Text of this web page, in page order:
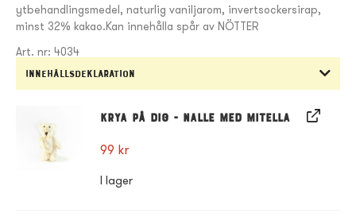
ytbehandlingsmedel, naturlig vaniljarom, invertsockersirap,
minst 32% kakao.Kan innehålla spår av NÖTTER
Art. nr: 4034
Innehållsdeklaration
Krya på dig - Nalle med mitella
99 kr
I lager